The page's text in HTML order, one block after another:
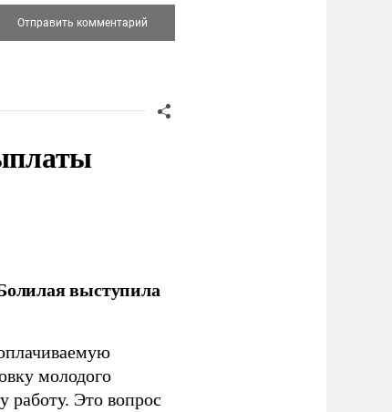
выступила
молодого
работу. Это вопрос